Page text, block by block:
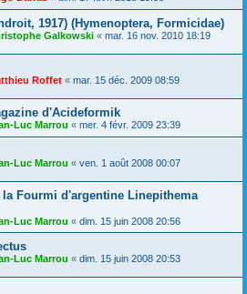
1917) (Hymenoptera, Formicidae)
Galkowski « mar. 16 nov. 2010 18:19
Roffet « mar. 15 déc. 2009 08:59
d'Acideformik
Luc Marrou « mer. 4 févr. 2009 23:39
Luc Marrou « ven. 1 août 2008 00:07
Fourmi d'argentine Linepithema
Luc Marrou « dim. 15 juin 2008 20:56
Luc Marrou « dim. 15 juin 2008 20:53